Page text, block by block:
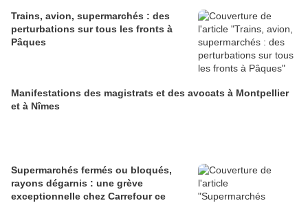
Trains, avion, supermarchés : des
perturbations sur tous les fronts à
Pâques
Manifestations des magistrats et des avocats à Montpellier
et à Nîmes
Supermarchés fermés ou bloqués,
rayons dégarnis : une grève
exceptionnelle chez Carrefour ce